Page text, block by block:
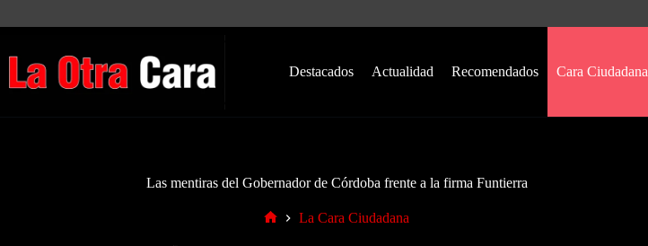
Destacados Actualidad Recomendados Cara Ciudadana
Las mentiras del Gobernador de Córdoba frente a la firma Funtierra
La Cara Ciudadana